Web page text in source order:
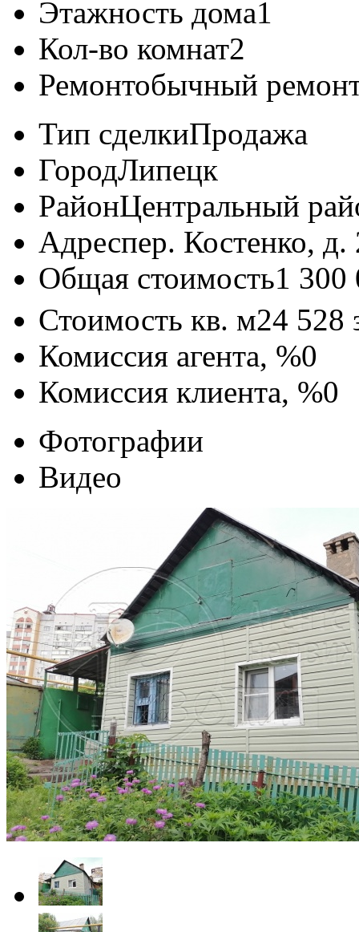
Этажность дома1
Кол-во комнат2
Ремонтобычный
Тип сделкиПродажа
ГородЛипецк
РайонЦентральный
Адреспер. Костенко, д.
Общая стоимость1 300
Стоимость кв. м24 528
Комиссия агента, %0
Комиссия клиента, %0
Фотографии
Видео